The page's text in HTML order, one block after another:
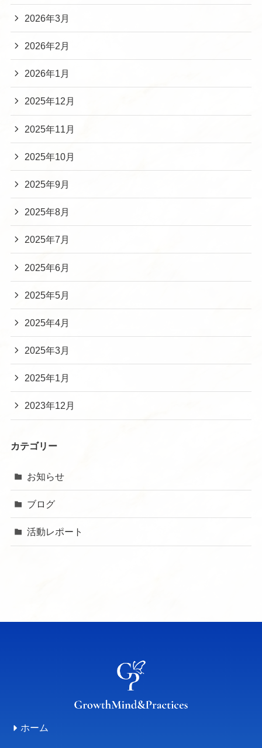
2026年3月
2026年2月
2026年1月
2025年12月
2025年11月
2025年10月
2025年9月
2025年8月
2025年7月
2025年6月
2025年5月
2025年4月
2025年3月
2025年1月
2023年12月
カテゴリー
お知らせ
ブログ
活動レポート
ホーム